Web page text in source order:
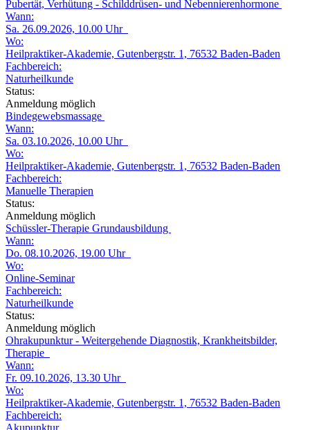
Pubertät, Verhütung - Schilddrüsen- und Nebennierenhormone
Wann:
Sa. 26.09.2026, 10.00 Uhr
Wo:
Heilpraktiker-Akademie, Gutenbergstr. 1, 76532 Baden-Baden
Fachbereich:
Naturheilkunde
Status:
Anmeldung möglich
Bindegewebsmassage
Wann:
Sa. 03.10.2026, 10.00 Uhr
Wo:
Heilpraktiker-Akademie, Gutenbergstr. 1, 76532 Baden-Baden
Fachbereich:
Manuelle Therapien
Status:
Anmeldung möglich
Schüssler-Therapie Grundausbildung
Wann:
Do. 08.10.2026, 19.00 Uhr
Wo:
Online-Seminar
Fachbereich:
Naturheilkunde
Status:
Anmeldung möglich
Ohrakupunktur - Weitergehende Diagnostik, Krankheitsbilder,
Therapie
Wann:
Fr. 09.10.2026, 13.30 Uhr
Wo:
Heilpraktiker-Akademie, Gutenbergstr. 1, 76532 Baden-Baden
Fachbereich:
Akupunktur